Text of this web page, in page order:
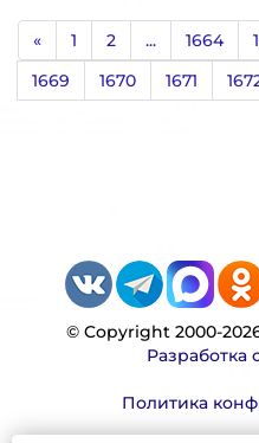
« 1 2 ... 1664
1669
1670 1671
© Copyright 2000-
Разработка
Политика